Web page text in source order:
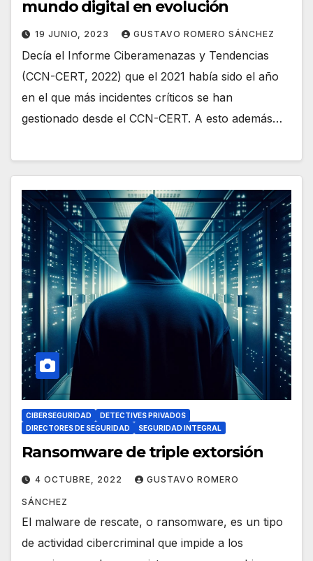
mundo digital en evolución
19 JUNIO, 2023 GUSTAVO ROMERO SÁNCHEZ
Decía el Informe Ciberamenazas y Tendencias
(CCN-CERT, 2022) que el 2021 había sido el año
en el que más incidentes críticos se han
gestionado desde el CCN-CERT. A esto además…
CIBERSEGURIDAD
DETECTIVES PRIVADOS
DIRECTORES DE SEGURIDAD
SEGURIDAD INTEGRAL
Ransomware de triple extorsión
4 OCTUBRE, 2022 GUSTAVO ROMERO
SÁNCHEZ
El malware de rescate, o ransomware, es un tipo
de actividad cibercriminal que impide a los